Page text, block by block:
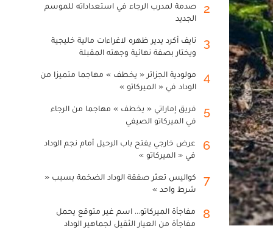
2
صدمة لمدرب الرجاء في استعداداته للموسم
الجديد
3
نايف أكرد يدير ظهره لاغراءات مالية خليجية
ويختار بصفة نهائية وجهته المقبلة
4
مولودية الجزائر « يخطف » مهاجما متميزا من
الوداد في « الميركاتو »
5
فريق إماراتي « يخطف » مهاجما من الرجاء
في الميركاتو الصيفي
6
عرض خارجي يفتح باب الرحيل أمام نجم الوداد
في « الميركاتو »
7
كواليس تعثر صفقة الوداد الضخمة بسبب «
شرط واحد »
8
مفاجأة الميركاتو... اسم غير متوقع يحمل
مفاجأة من العيار الثقيل لجماهير الوداد